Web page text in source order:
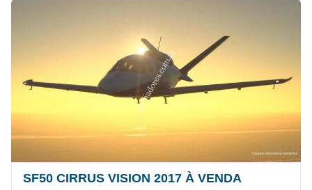
SF50 CIRRUS VISION 2017 À VENDA